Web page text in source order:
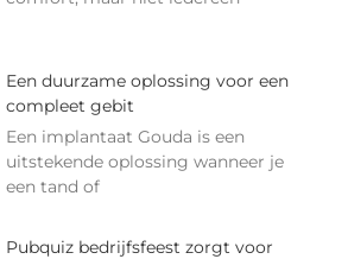
Een duurzame oplossing voor een
compleet gebit
Een implantaat Gouda is een
uitstekende oplossing wanneer je
een tand of
Pubquiz bedrijfsfeest zorgt voor